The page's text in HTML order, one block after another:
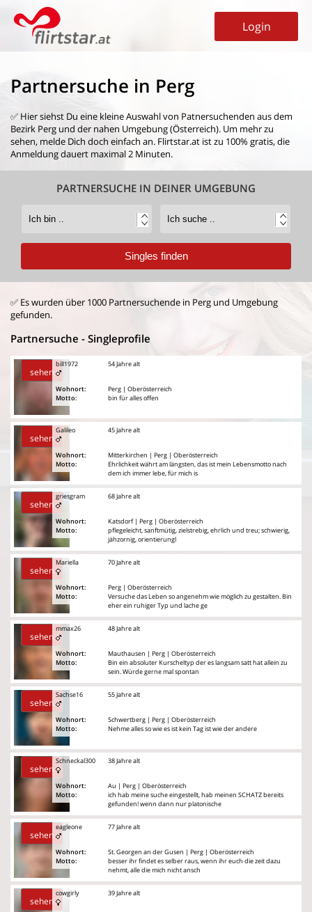
Login
Partnersuche in Perg
✅ Hier siehst Du eine kleine Auswahl von Patnersuchenden aus dem
Bezirk Perg und der nahen Umgebung (Österreich). Um mehr zu
sehen, melde Dich doch einfach an. Flirtstar.at ist zu 100% gratis, die
Anmeldung dauert maximal 2 Minuten.
PARTNERSUCHE IN DEINER UMGEBUNG
✅ Es wurden über 1000 Partnersuchende in Perg und Umgebung
gefunden.
Partnersuche - Singleprofile
sehen
bill1972
Wohnort:
Motto:
54 Jahre alt
Perg | Oberösterreich
bin für alles offen
sehen
Galileo
Wohnort:
Motto:
45 Jahre alt
Mitterkirchen | Perg | Oberösterreich
Ehrlichkeit währt am längsten, das ist mein Lebensmotto nach
dem ich immer lebe, für mich is
sehen
griesgram
Wohnort:
Motto:
68 Jahre alt
Katsdorf | Perg | Oberösterreich
pflegeleicht, sanftmütig, zielstrebig, ehrlich und treu; schwierig,
jähzornig, orientierungl
sehen
Mariella
Wohnort:
Motto:
70 Jahre alt
Perg | Oberösterreich
Versuche das Leben so angenehm wie möglich zu gestalten. Bin
eher ein ruhiger Typ und lache ge
sehen
mmax26
Wohnort:
Motto:
48 Jahre alt
Mauthausen | Perg | Oberösterreich
Bin ein absoluter Kurscheltyp der es langsam satt hat allein zu
sein. Würde gerne mal spontan
sehen
Sachse16
Wohnort:
Motto:
55 Jahre alt
Schwertberg | Perg | Oberösterreich
Nehme alles so wie es ist kein Tag ist wie der andere
sehen
Schneckal300
Wohnort:
Motto:
38 Jahre alt
Au | Perg | Oberösterreich
ich hab meine suche eingestellt, hab meinen SCHATZ bereits
gefunden! wenn dann nur platonische
sehen
eagleone
Wohnort:
Motto:
77 Jahre alt
St. Georgen an der Gusen | Perg | Oberösterreich
besser ihr findet es selber raus, wenn ihr euch die zeit dazu
nehmt, alle die mich nicht ansch
sehen
cowgirly 39 Jahre alt